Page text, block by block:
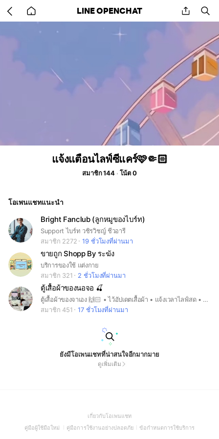
back
to
home
LINE OPENCHAT share
แจ้งแตือนไลฟ์ซีแคร์🩷🤏🏻
สมาชิก 144 โน้ต 0
โอเพนแชทแนะนำ
Bright Fanclub (ลูกหมูของไบร์ท)
Support ไบร์ท วชิรวิชญ์ ชีวอารี
สมาชิก 2272
19 ชั่วโมงที่ผ่านมา
ขายถูก Shopp By ระฆัง
บริการของใช้ แต่งกาย
สมาชิก 321
2 ชั่วโมงที่ผ่านมา
ตู้เสื้อผ้าของนอจอ 🍒
ตู้เสื้อผ้าของจาเอง 🙌🏻 • ไว้อัปเดตเสื้อผ้า • แจ้งเวลาไลฟ์สด • แจ้งเลขพัสดุ ยินดีต้อนรับทุกคนเลยค่า 🙇🏻‍♀️💖
สมาชิก 451
17 ชั่วโมงที่ผ่านมา
ยังมีโอเพนแชทที่น่าสนใจอีกมากมาย
ดูเพิ่มเติม
เกี่ยวกับโอเพนแชท(Open
in
คู่มือผู้ใช้มือใหม่
(Open
คู่มือการใช้งานอย่างปลอดภัย(Open
ข้อกำหนดการใช้บริการ(Open